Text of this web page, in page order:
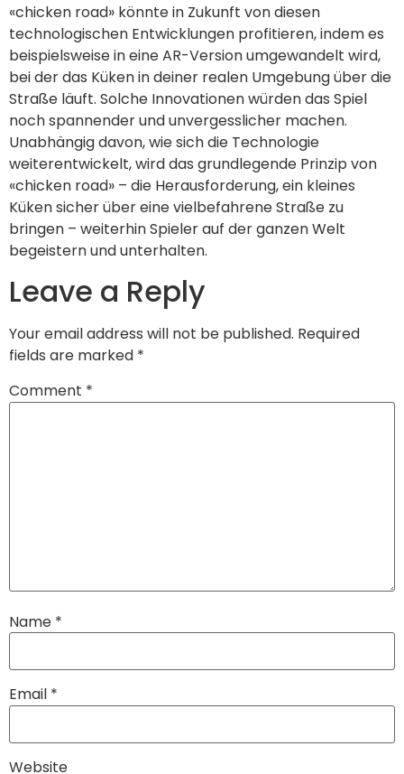
«chicken road» könnte in Zukunft von diesen
technologischen Entwicklungen profitieren, indem es
beispielsweise in eine AR-Version umgewandelt wird,
bei der das Küken in deiner realen Umgebung über die
Straße läuft. Solche Innovationen würden das Spiel
noch spannender und unvergesslicher machen.
Unabhängig davon, wie sich die Technologie
weiterentwickelt, wird das grundlegende Prinzip von
«chicken road» – die Herausforderung, ein kleines
Küken sicher über eine vielbefahrene Straße zu
bringen – weiterhin Spieler auf der ganzen Welt
begeistern und unterhalten.
Leave a Reply
Your email address will not be published. Required
fields are marked *
Comment *
Name *
Email *
Website